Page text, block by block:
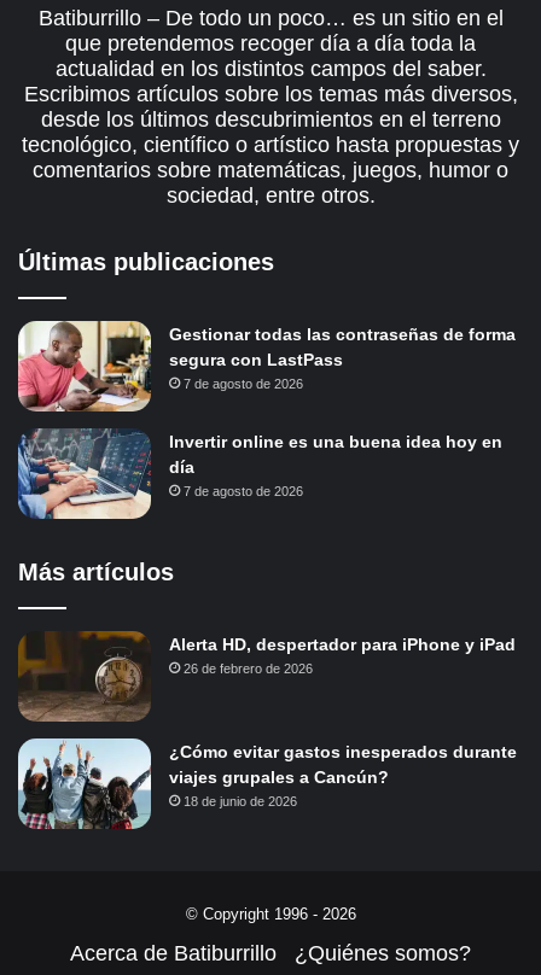
Batiburrillo – De todo un poco… es un sitio en el
que pretendemos recoger día a día toda la
actualidad en los distintos campos del saber.
Escribimos artículos sobre los temas más diversos,
desde los últimos descubrimientos en el terreno
tecnológico, científico o artístico hasta propuestas y
comentarios sobre matemáticas, juegos, humor o
sociedad, entre otros.
Últimas publicaciones
Gestionar todas las contraseñas de forma
segura con LastPass
7 de agosto de 2026
Invertir online es una buena idea hoy en
día
7 de agosto de 2026
Más artículos
Alerta HD, despertador para iPhone y iPad
26 de febrero de 2026
¿Cómo evitar gastos inesperados durante
viajes grupales a Cancún?
18 de junio de 2026
© Copyright 1996 - 2026
Acerca de Batiburrillo ¿Quiénes somos?